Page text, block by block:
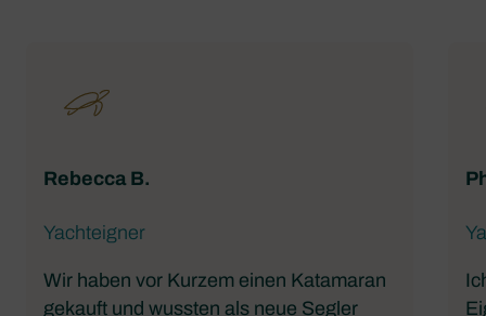
Rebecca B.
Yachteigner
Wir haben vor Kurzem einen Katamaran
gekauft und wussten als neue Segler